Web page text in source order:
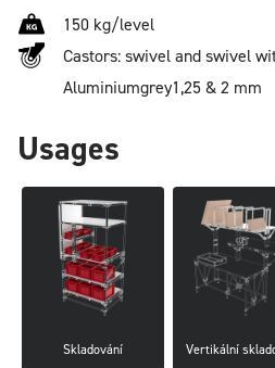
150 kg/level
Castors: swivel and swivel
Aluminiumgrey1,25 & 2 mm
Usages
Skladování Vertikální